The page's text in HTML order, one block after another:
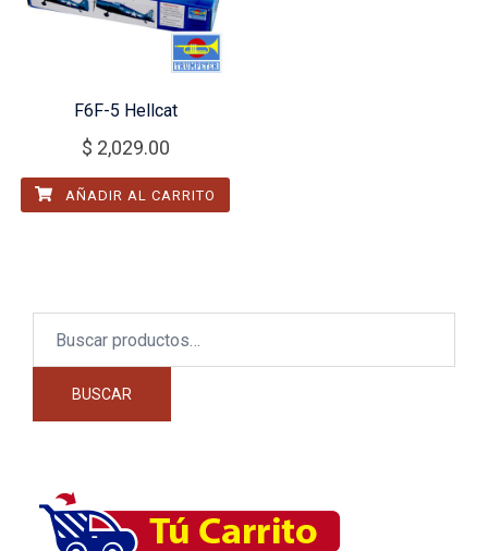
F6F-5 Hellcat
$ 2,029.00
AÑADIR AL CARRITO
BUSCAR